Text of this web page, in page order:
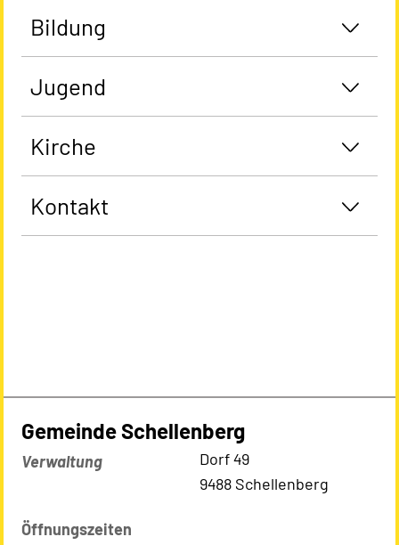
Bildung
Jugend
Kirche
Kontakt
Gemeinde Schellenberg
Verwaltung
Dorf 49
9488 Schellenberg
Öffnungszeiten